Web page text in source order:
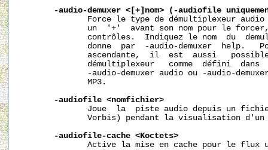
-audio-demuxer <[+]nom> (-audiofile
Force le type de démultiplexeur
un  '+'  avant son nom pour le
contrôles.  Indiquez le nom  du
donne  par  -audio-demuxer  help.
ascendante,  il  est  aussi
démultiplexeur   comme  défini  dans
-audio-demuxer audio ou -audio-
              MP3.
-audiofile <nomfichier>
Joue  la  piste audio depuis un
Vorbis) pendant la visualisation d'un
-audiofile-cache <Koctets>
Active la mise en cache pour le flux